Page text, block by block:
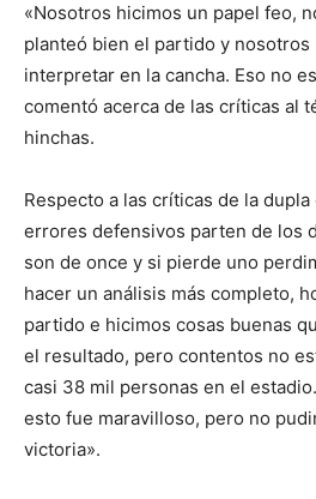
«Nosotros hicimos un papel feo,
planteó bien el partido y nosotros
interpretar en la cancha. Eso no
comentó acerca de las críticas al
hinchas.
Respecto a las críticas de la
errores defensivos parten de los
son de once y si pierde uno
hacer un análisis más completo,
partido e hicimos cosas buenas
el resultado, pero contentos no
casi 38 mil personas en el
esto fue maravilloso, pero no
victoria».